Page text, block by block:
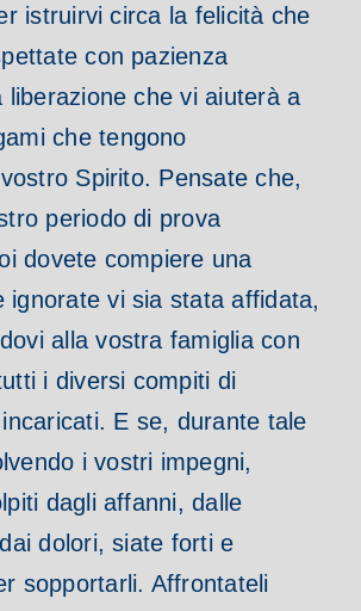
istruirvi circa la felicità che
con pazienza
liberazione che vi aiuterà a
che tengono
Spirito. Pensate che,
periodo di prova
dovete compiere una
ignorate vi sia stata affidata,
alla vostra famiglia con
i diversi compiti di
E se, durante tale
i vostri impegni,
dagli affanni, dalle
dolori, siate forti e
sopportarli. Affrontateli